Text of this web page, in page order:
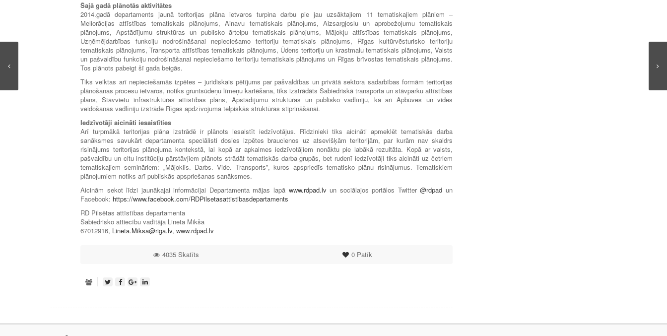
Šajā gadā plānotās aktivitātes
2014.gadā departaments jaunā teritorijas plāna ietvaros turpina darbu pie jau uzsāktajiem 11 tematiskajiem plāniem –
Meliorācijas attīstības tematiskais plānojums, Ainavu tematiskais plānojums, Aizsargjoslu un aprobežojumu tematiskais
plānojums, Apstādījumu struktūras un publisko ārtelpu tematiskais plānojums, Mājokļu attīstības tematiskais plānojums,
Uzņēmējdarbības funkciju nodrošināšanai nepieciešamo teritoriju tematiskais plānojums, Rīgas kultūrvēsturisko teritoriju
tematiskais plānojums, Transporta attīstības tematiskais plānojums, Ūdens teritoriju un krastmalu tematiskais plānojums, Valsts
un pašvaldību funkciju nodrošināšanai nepieciešamo teritoriju tematiskais plānojums un Rīgas brīvostas tematiskais plānojums.
Tos plānots pabeigt šī gada beigās.
Tiks veiktas arī nepieciešamās izpētes – juridiskais pētījums par pašvaldības un privātā sektora sadarbības formām teritorijas
plānošanas procesu ietvaros, notiks gruntsūdeņu līmeņu kartēšana, tiks izstrādāts Sabiedriskā transporta un stāvparku attīstības
plāns, Stāvvietu infrastruktūras attīstības plāns, Apstādījumu struktūras un publisko vadlīniju, kā arī Apbūves un vides
veidošanas vadlīniju izstrāde Rīgas apdzīvojuma telpiskās struktūras stiprināšanai.
Iedzīvotāji aicināti iesaistīties
Arī turpmākā teritorijas plāna izstrādē ir plānots iesaistīt iedzīvotājus. Rīdzinieki tiks aicināti apmeklēt tematiskās darba
sanāksmes savukārt departamenta speciālisti dosies izpētes braucienos uz atsevišķām teritorijām, par kurām nav skaidrs
risinājums teritorijas plānojuma kontekstā, lai kopā ar apkaimes iedzīvotājiem nonāktu pie labākā rezultāta. Kopā ar valsts,
pašvaldību un citu institūciju pārstāvjiem plānots strādāt tematiskās darba grupās, bet rudenī iedzīvotāji tiks aicināti uz četriem
tematiskajiem semināriem: „Mājoklis. Darbs. Vide. Transports”, kuros apspriedīs tematisko plānu risinājumus. Tematiskiem
plānojumiem notiks arī publiskās apspriešanas sanāksmes.
Aicinām sekot līdzi jaunākajai informācijai Departamenta mājas lapā www.rdpad.lvun sociālajos portālos Twitter@rdpad un
Facebook: https://www.facebook.com/RDPilsetasattistibasdepartaments
RD Pilsētas attīstības departamenta
Sabiedrisko attiecību vadītāja Lineta Mikša
67012916, Lineta.Miksa@riga.lv, www.rdpad.lv
0Patīk
4035 Skatīts